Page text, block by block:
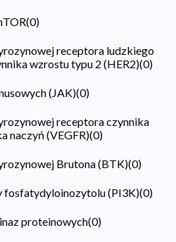
(0)
receptora ludzkiego
wzrostu typu 2 (HER2)(0)
(JAK)(0)
receptora czynnika
naczyń (VEGFR)(0)
Brutona (BTK)(0)
fosfatydyloinozytolu (PI3K)(0)
proteinowych(0)